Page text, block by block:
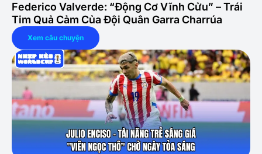
Federico Valverde: “Động Cơ Vĩnh Cửu” – Trái
Tim Quả Cảm Của Đội Quân Garra Charrúa
Xem câu chuyện